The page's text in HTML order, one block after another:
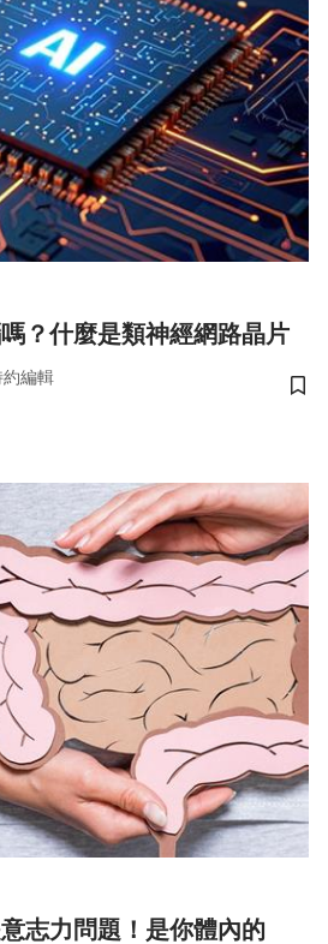
？什麼是類神經網路晶片
編輯
儲
志力問題！是你體內的